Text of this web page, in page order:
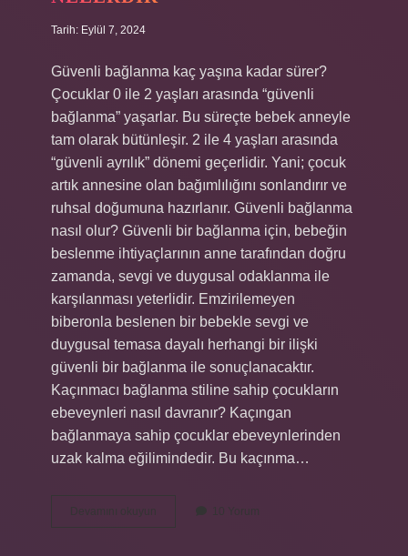
Tarih: Eylül 7, 2024
Güvenli bağlanma kaç yaşına kadar sürer?
Çocuklar 0 ile 2 yaşları arasında “güvenli
bağlanma” yaşarlar. Bu süreçte bebek anneyle
tam olarak bütünleşir. 2 ile 4 yaşları arasında
“güvenli ayrılık” dönemi geçerlidir. Yani; çocuk
artık annesine olan bağımlılığını sonlandırır ve
ruhsal doğumuna hazırlanır. Güvenli bağlanma
nasıl olur? Güvenli bir bağlanma için, bebeğin
beslenme ihtiyaçlarının anne tarafından doğru
zamanda, sevgi ve duygusal odaklanma ile
karşılanması yeterlidir. Emzirilemeyen
biberonla beslenen bir bebekle sevgi ve
duygusal temasa dayalı herhangi bir ilişki
güvenli bir bağlanma ile sonuçlanacaktır.
Kaçınmacı bağlanma stiline sahip çocukların
ebeveynleri nasıl davranır? Kaçıngan
bağlanmaya sahip çocuklar ebeveynlerinden
uzak kalma eğilimindedir. Bu kaçınma…
Devamını okuyun
Bağlanan
10 Yorum